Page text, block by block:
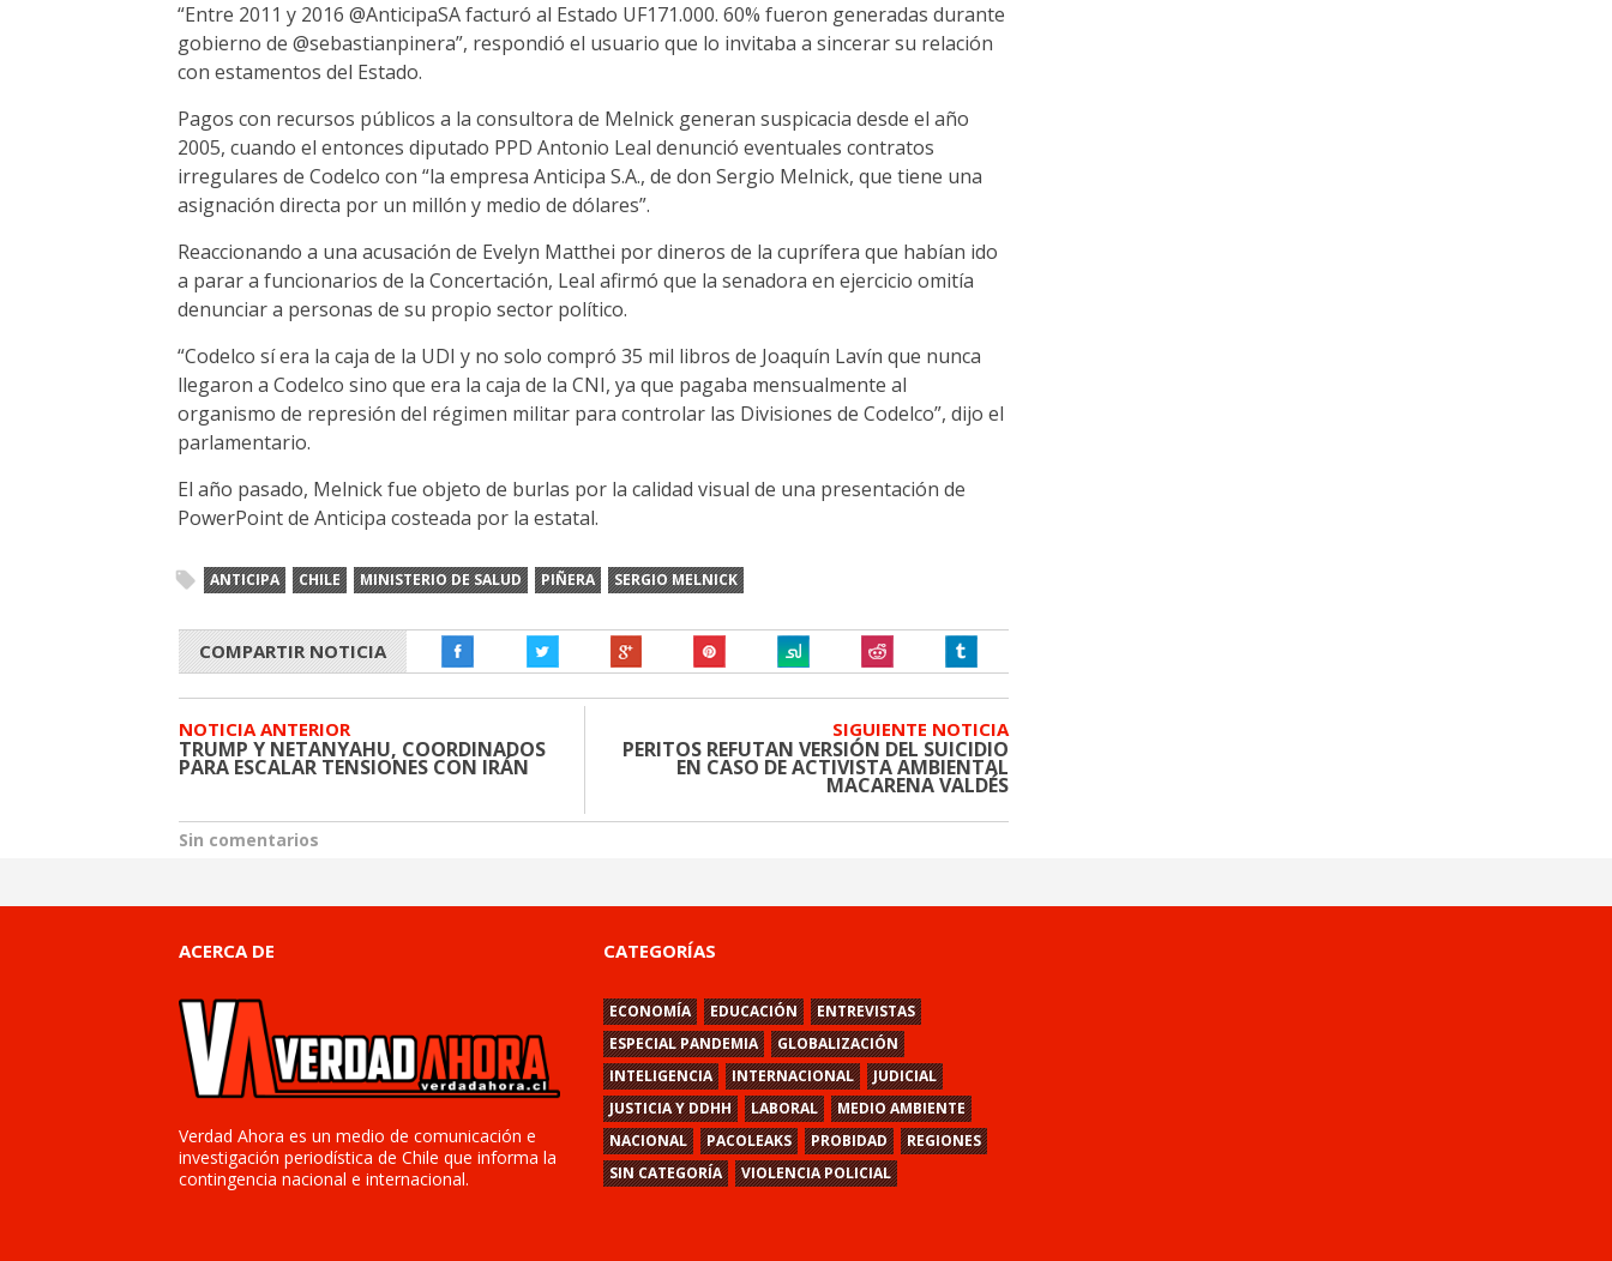
“Entre 2011 y 2016 @AnticipaSA facturó al Estado UF171.000. 60% fueron generadas durante
gobierno de @sebastianpinera”, respondió el usuario que lo invitaba a sincerar su relación
con estamentos del Estado.
Pagos con recursos públicos a la consultora de Melnick generan suspicacia desde el año
2005, cuando el entonces diputado PPD Antonio Leal denunció eventuales contratos
irregulares de Codelco con “la empresa Anticipa S.A., de don Sergio Melnick, que tiene una
asignación directa por un millón y medio de dólares”.
Reaccionando a una acusación de Evelyn Matthei por dineros de la cuprífera que habían ido
a parar a funcionarios de la Concertación, Leal afirmó que la senadora en ejercicio omitía
denunciar a personas de su propio sector político.
“Codelco sí era la caja de la UDI y no solo compró 35 mil libros de Joaquín Lavín que nunca
llegaron a Codelco sino que era la caja de la CNI, ya que pagaba mensualmente al
organismo de represión del régimen militar para controlar las Divisiones de Codelco”, dijo el
parlamentario.
El año pasado, Melnick fue objeto de burlas por la calidad visual de una presentación de
PowerPoint de Anticipa costeada por la estatal.
ANTICIPA CHILE MINISTERIO DE SALUD PIÑERA SERGIO MELNICK
COMPARTIR NOTICIA
NOTICIA ANTERIOR
TRUMP Y NETANYAHU, COORDINADOS
PARA ESCALAR TENSIONES CON IRÁN
SIGUIENTE NOTICIA
PERITOS REFUTAN VERSIÓN DEL SUICIDIO
EN CASO DE ACTIVISTA AMBIENTAL
MACARENA VALDÉS
Sin comentarios
ACERCA DE
Verdad Ahora es un medio de comunicación e
investigación periodística de Chile que informa la
contingencia nacional e internacional.
CATEGORÍAS
ECONOMÍA EDUCACIÓN
ENTREVISTAS
ESPECIAL PANDEMIA
GLOBALIZACIÓN
INTELIGENCIA
INTERNACIONAL
JUDICIAL
JUSTICIA Y DDHH
LABORAL
MEDIO AMBIENTE
NACIONAL
PACOLEAKS PROBIDAD
REGIONES
SIN CATEGORÍA
VIOLENCIA POLICIAL